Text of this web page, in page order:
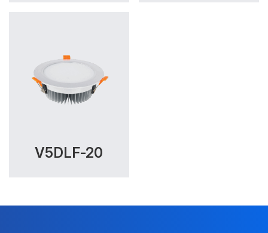
V5DLF-20